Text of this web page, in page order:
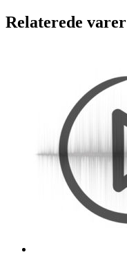
Relaterede varer